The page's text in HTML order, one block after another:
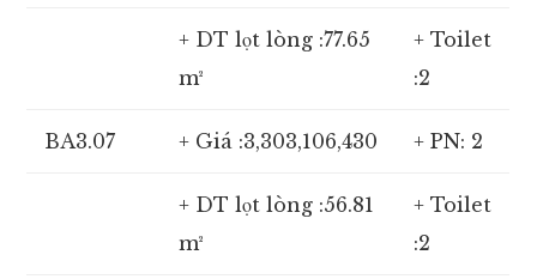
+ DT lọt lòng :77.65
m²
+ Toilet
:2
BA3.07 + Giá :3,303,106,430 + PN: 2
+ DT lọt lòng :56.81
m²
+ Toilet
:2